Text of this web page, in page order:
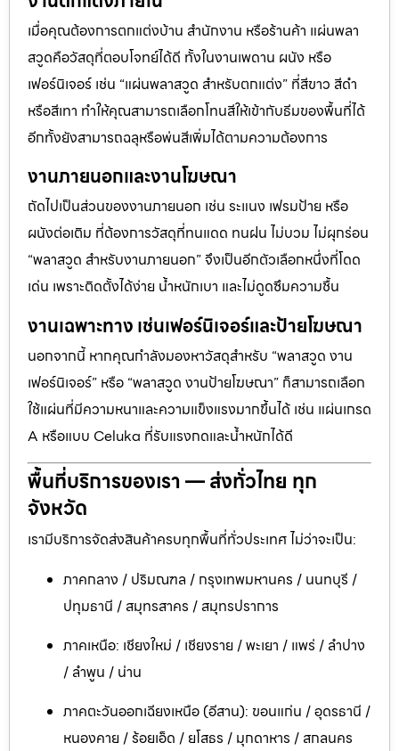
เมื่อคุณต้องการตกแต่งบ้าน สำนักงาน หรือร้านค้า แผ่นพลา
สวูดคือวัสดุที่ตอบโจทย์ได้ดี ทั้งในงานเพดาน ผนัง หรือ
เฟอร์นิเจอร์ เช่น “แผ่นพลาสวูด สำหรับตกแต่ง” ที่สีขาว สีดำ
หรือสีเทา ทำให้คุณสามารถเลือกโทนสีให้เข้ากับธีมของพื้นที่ได้
อีกทั้งยังสามารถฉลุหรือพ่นสีเพิ่มได้ตามความต้องการ
งานภายนอกและงานโฆษณา
ถัดไปเป็นส่วนของงานภายนอก เช่น ระแนง เฟรมป้าย หรือ
ผนังต่อเติม ที่ต้องการวัสดุที่ทนแดด ทนฝน ไม่บวม ไม่ผุกร่อน
“พลาสวูด สำหรับงานภายนอก” จึงเป็นอีกตัวเลือกหนึ่งที่โดด
เด่น เพราะติดตั้งได้ง่าย น้ำหนักเบา และไม่ดูดซึมความชื้น
งานเฉพาะทาง เช่นเฟอร์นิเจอร์และป้ายโฆษณา
นอกจากนี้ หากคุณกำลังมองหาวัสดุสำหรับ “พลาสวูด งาน
เฟอร์นิเจอร์” หรือ “พลาสวูด งานป้ายโฆษณา” ก็สามารถเลือก
ใช้แผ่นที่มีความหนาและความแข็งแรงมากขึ้นได้ เช่น แผ่นเกรด
A หรือแบบ Celuka ที่รับแรงกดและน้ำหนักได้ดี
พื้นที่บริการของเรา — ส่งทั่วไทย ทุก
จังหวัด
เรามีบริการจัดส่งสินค้าครบทุกพื้นที่ทั่วประเทศ ไม่ว่าจะเป็น:
ภาคกลาง / ปริมณฑล / กรุงเทพมหานคร / นนทบุรี /
ปทุมธานี / สมุทรสาคร / สมุทรปราการ
ภาคเหนือ: เชียงใหม่ / เชียงราย / พะเยา / แพร่ / ลำปาง
/ ลำพูน / น่าน
ภาคตะวันออกเฉียงเหนือ (อีสาน): ขอนแก่น / อุดรธานี /
หนองคาย / ร้อยเอ็ด / ยโสธร / มุกดาหาร / สกลนคร